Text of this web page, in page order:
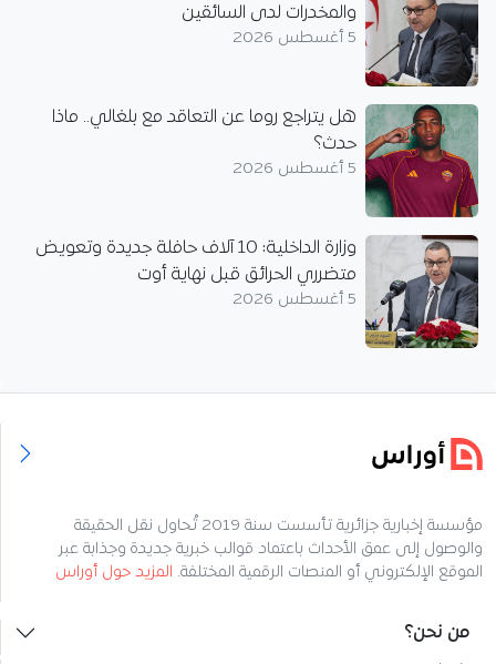
والمخدرات لدى السائقين
5 أغسطس 2026
هل يتراجع روما عن التعاقد مع بلغالي.. ماذا
حدث؟
5 أغسطس 2026
وزارة الداخلية: 10 آلاف حافلة جديدة وتعويض
متضرري الحرائق قبل نهاية أوت
5 أغسطس 2026
مؤسسة إخبارية جزائرية تأسست سنة 2019 تُحاول نقل الحقيقة
والوصول إلى عمق الأحداث باعتماد قوالب خبرية جديدة وجذابة عبر
الموقع الإلكتروني أو المنصات الرقمية المختلفة. المزيد حول أوراس
من نحن؟